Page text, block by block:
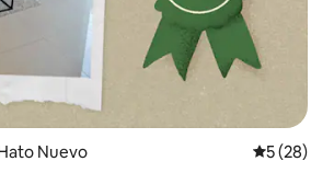
Nuevo
5 (28)